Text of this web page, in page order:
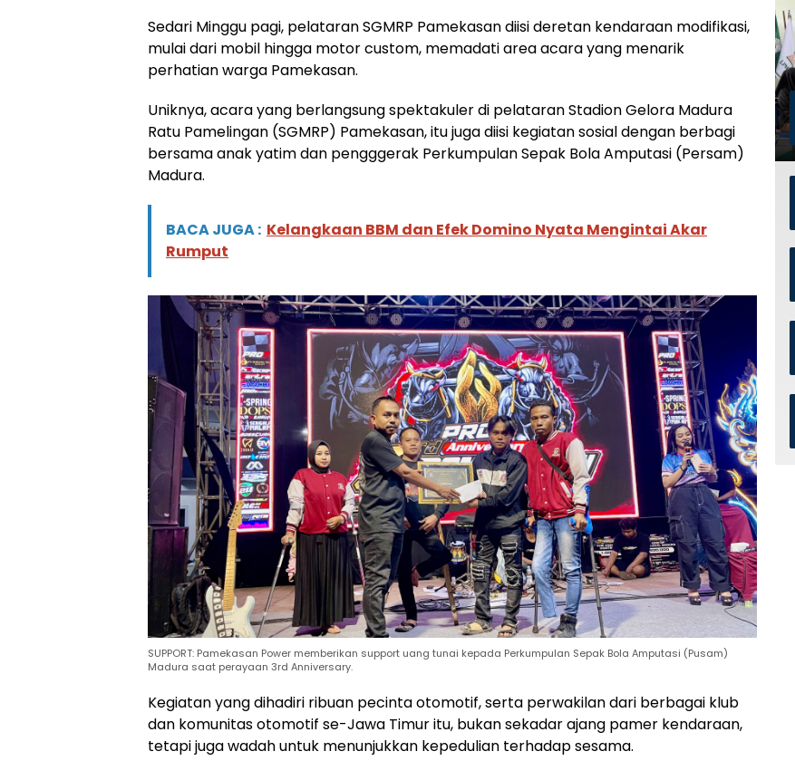
Sedari Minggu pagi, pelataran SGMRP Pamekasan diisi deretan kendaraan modifikasi,
mulai dari mobil hingga motorcustom, memadati area acara yang menarik
perhatian warga Pamekasan.
Uniknya, acara yang berlangsung spektakuler di pelataran Stadion Gelora Madura
Ratu Pamelingan (SGMRP) Pamekasan, itu juga diisi kegiatan sosial dengan berbagi
bersama anak yatim dan pengggerak Perkumpulan Sepak Bola Amputasi (Persam)
Madura.
BACA JUGA : Kelangkaan BBM dan Efek Domino Nyata Mengintai Akar
Rumput
SUPPORT: Pamekasan Power memberikan support uang tunai kepada Perkumpulan Sepak Bola Amputasi (Pusam)
Madura saat perayaan 3rd Anniversary.
Kegiatan yang dihadiri ribuan pecinta otomotif, serta perwakilan dari berbagai klub
dan komunitas otomotif se-Jawa Timur itu, bukan sekadar ajang pamer kendaraan,
tetapi juga wadah untuk menunjukkan kepedulian terhadap sesama.